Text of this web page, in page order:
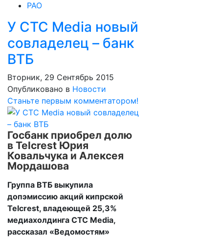
РАО
У CTC Media новый
совладелец – банк
ВТБ
Вторник, 29 Сентябрь 2015
Опубликовано в Новости
Станьте первым комментатором!
Госбанк приобрел долю
в Telcrest Юрия
Ковальчука и Алексея
Мордашова
Группа ВТБ выкупила
допэмиссию акций кипрской
Telcrest, владеющей 25,3%
медиахолдинга CTC Media,
рассказал «Ведомостям»